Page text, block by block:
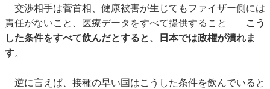
交渉相手は菅首相、健康被害が生じてもファイザー側には
責任がないこと、医療データをすべて提供すること――こう
した条件をすべて飲んだとすると、日本では政権が潰れま
す。
逆に言えば、接種の早い国はこうした条件を飲んでいると